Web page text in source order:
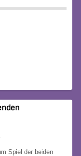
Spiel der beiden